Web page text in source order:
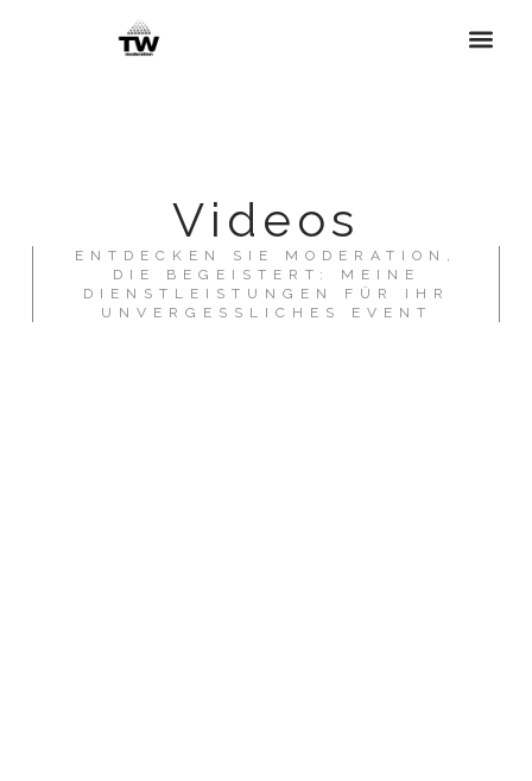
Videos
ENTDECKEN SIE MODERATION,
DIE BEGEISTERT: MEINE
DIENSTLEISTUNGEN FÜR IHR
UNVERGESSLICHES EVENT